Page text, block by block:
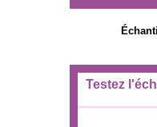
Testez